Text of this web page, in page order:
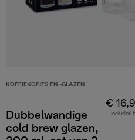
KOFFIEKOPJES EN -GLAZEN
Dubbelwandige
cold brew glazen,
€
Inclusief